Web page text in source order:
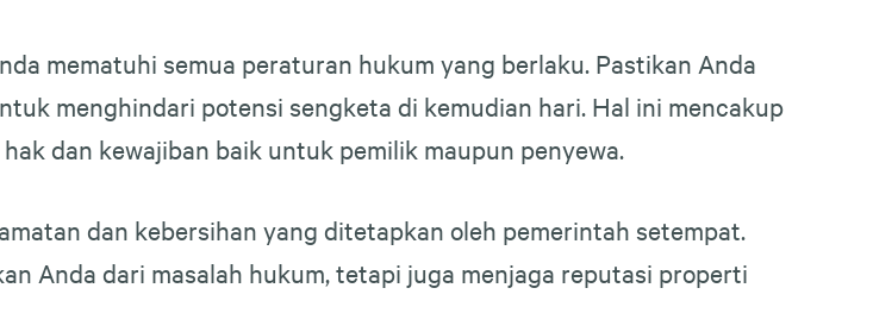
mematuhi semua peraturan hukum yang berlaku. Pastikan Anda
menghindari potensi sengketa di kemudian hari. Hal ini mencakup
dan kewajiban baik untuk pemilik maupun penyewa.
dan kebersihan yang ditetapkan oleh pemerintah setempat.
Anda dari masalah hukum, tetapi juga menjaga reputasi properti